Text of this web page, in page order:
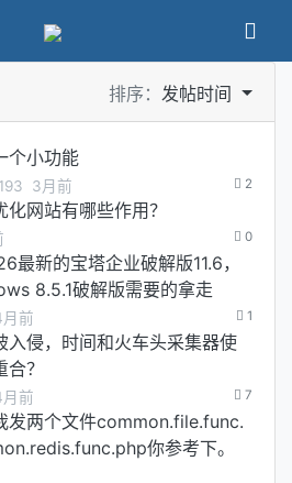
排序：发帖时间
个小功能
3月前 2
化网站有哪些作用？
0
最新的宝塔企业破解版11.6，
8.5.1破解版需要的拿走
月前 1
入侵，时间和火车头采集器使
？
月前 7
发两个文件common.file.func.
你参考下。